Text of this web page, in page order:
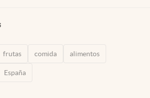
frutas comida alimentos
España